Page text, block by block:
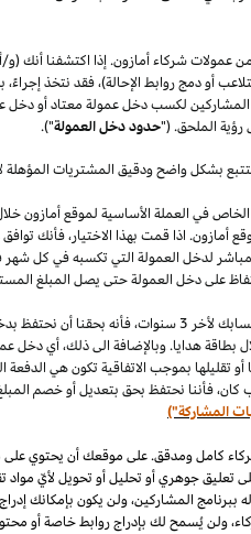
عمولات شركاء أمازون. إذا اكتشفنا
أو دمج روابط الإحالة)، فقد نتخذ
لكسب دخل عمولة معتاد أو
رؤية الملحق. ("حدود دخل العمولة").
بشكل واضح ودقيق المشتريات المؤهلة
أمازون. اذا قمت بهذا الاختيار،فأنك
لدخل العمولة التي تكسبه في كل
على دخل العمولة حتى يصل المبلغ
لأخر 3 سنوات،فأنه بحقنا أن نحتفظ
بطاقة هدايا. وبالإضافة الىذلك،أي دخل
تقليلها بموجب الاتفاقية تكون هي الدفعة
كان،فأننا نحتفظ بحق بتعديل أو خصم
المشاركة")
كامل ومدقق. على موقعك أن يحتوي
تعليق جوهري أو تحليل أو تحويل لأيّ
المشاركين، ولن يكون بإمكانك
ولن يُسمح لك بإدراج روابط خاصة أو